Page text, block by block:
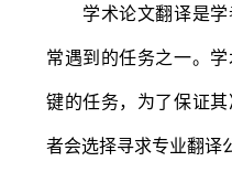
学术论文翻译是学
常遇到的任务之一。
键的任务，为了保证
者会选择寻求专业翻译